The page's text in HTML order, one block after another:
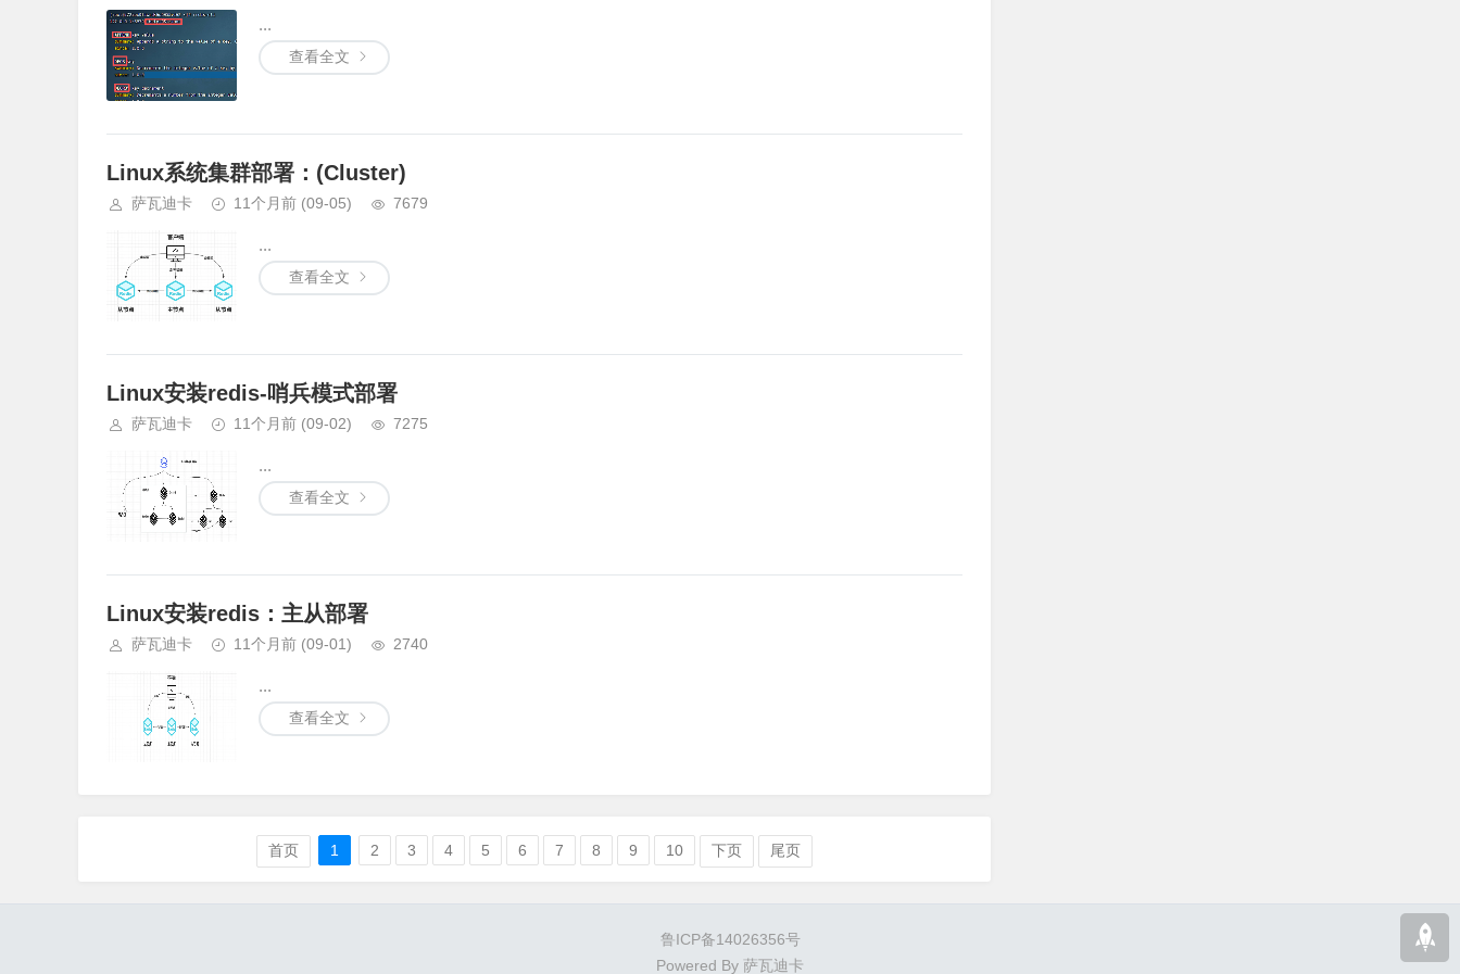
...
查看全文
Linux系统集群部署：(Cluster)
萨瓦迪卡 11个月前 (09-05) 7679
...
查看全文
Linux安装redis-哨兵模式部署
萨瓦迪卡 11个月前 (09-02) 7275
...
查看全文
Linux安装redis：主从部署
萨瓦迪卡 11个月前 (09-01) 2740
...
查看全文
首页 1 2 3 4 5 6 7 8 9 10 下页 尾页
鲁ICP备14026356号
Powered By 萨瓦迪卡